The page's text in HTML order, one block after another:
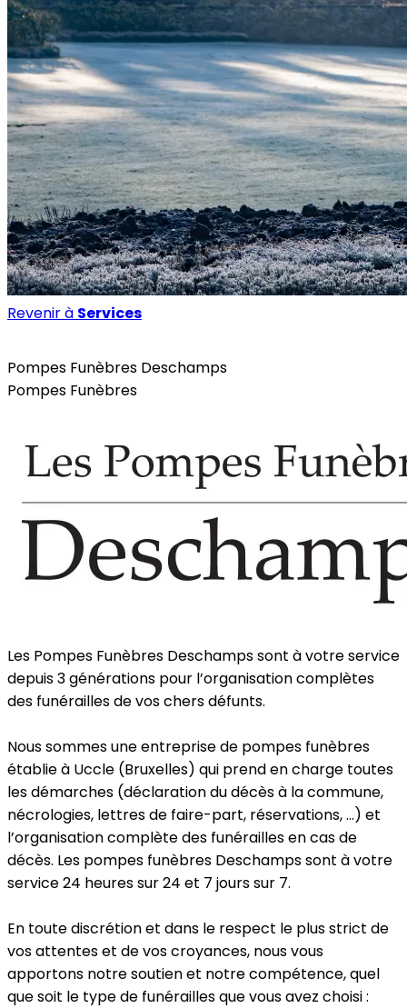
Revenir à Services
Pompes Funèbres Deschamps
Pompes Funèbres
Les Pompes Funèbres Deschamps sont à votre service
depuis 3 générations pour l’organisation complètes
des funérailles de vos chers défunts.
Nous sommes une entreprise de pompes funèbres
établie à Uccle (Bruxelles) qui prend en charge toutes
les démarches (déclaration du décès à la commune,
nécrologies, lettres de faire-part, réservations, ...) et
l’organisation complète des funérailles en cas de
décès. Les pompes funèbres Deschamps sont à votre
service 24 heures sur 24 et 7 jours sur 7.
En toute discrétion et dans le respect le plus strict de
vos attentes et de vos croyances, nous vous
apportons notre soutien et notre compétence, quel
que soit le type de funérailles que vous avez choisi :